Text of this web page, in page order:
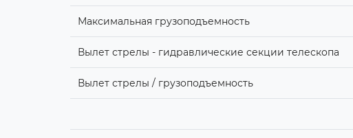
Максимальная грузоподъемность
Вылет стрелы - гидравлические секции телескопа
Вылет стрелы / грузоподъемность